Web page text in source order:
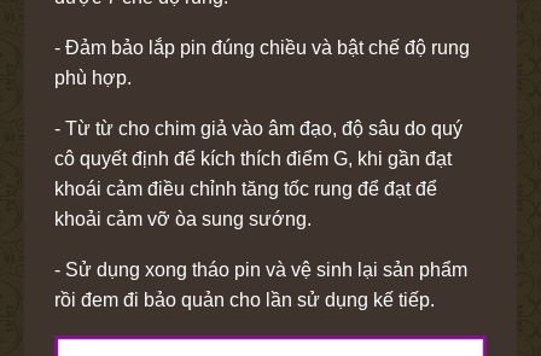
- Đảm bảo lắp pin đúng chiều và bật chế độ rung
phù hợp.
- Từ từ cho chim giả vào âm đạo, độ sâu do quý
cô quyết định để kích thích điểm G, khi gần đạt
khoái cảm điều chỉnh tăng tốc rung để đạt để
khoải cảm vỡ òa sung sướng.
- Sử dụng xong tháo pin và vệ sinh lại sản phẩm
rồi đem đi bảo quản cho lần sử dụng kế tiếp.